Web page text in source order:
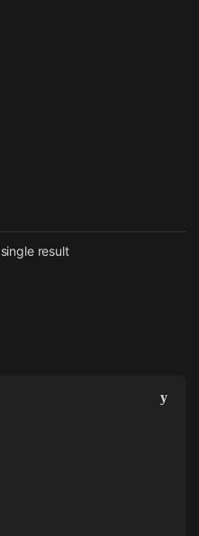
result